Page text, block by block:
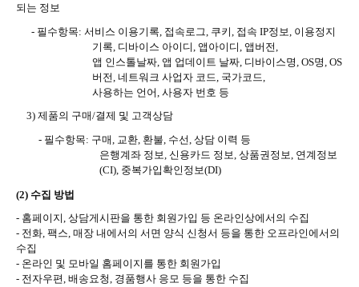
되는 정보
- 필수항목: 서비스 이용기록 접속로그 쿠키 접속 IP정보 이용정지
기록 디바이스 아이디 앱아이디 앱버전
앱 인스톨날짜, 앱 업데이트 날짜, 디바이스명 , OS명 , OS
버전 네트워크 사업자 코드 국가코드
사용하는 언어 사용자 번호 등
3)제품의 구매/결제 및 고객상담
- 필수항목: 구매 교환 환불 수선 ,상담 이력 등
은행계좌 정보 신용카드 정보 상품권정보 연계정보
(CI), 중복가입확인정보(DI)
(2) 수집 방법
- 홈페이지, 상담게시판을 통한 회원가입 등 온라인상에서의 수집
- 전화, 팩스, 매장 내에서의 서면 양식 신청서 등을 통한 오프라인에서의
수집
- 온라인 및 모바일 홈페이지를 통한 회원가입
- 전자우편, 배송요청, 경품행사 응모 등을 통한 수집